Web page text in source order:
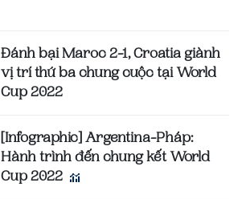
Đánh bại Maroc 2-1, Croatia giành
vị trí thứ ba chung cuộc tại World
Cup 2022
[Infographic] Argentina-Pháp:
Hành trình đến chung kết World
Cup 2022